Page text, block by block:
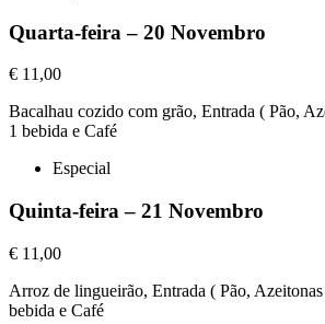
Quarta-feira – 20 Novembro
€ 11,00
Bacalhau cozido com grão, Entrada ( Pão,
1 bebida e Café
Especial
Quinta-feira – 21 Novembro
€ 11,00
Arroz de lingueirão, Entrada ( Pão,
bebida e Café